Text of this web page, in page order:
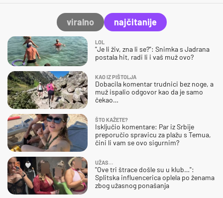
viralno najčitanije
LOL
"Je li živ, zna li se?": Snimka s Jadrana
postala hit, radi li i vaš muž ovo?
KAO IZ PIŠTOLJA
Dobacila komentar trudnici bez noge, a
muž ispalio odgovor kao da je samo
čekao…
ŠTO KAŽETE?
Isključio komentare: Par iz Srbije
preporučio spravicu za plažu s Temua,
čini li vam se ovo sigurnim?
UŽAS…
"Ove tri štrace došle su u klub…":
Splitska influencerica oplela po ženama
zbog užasnog ponašanja